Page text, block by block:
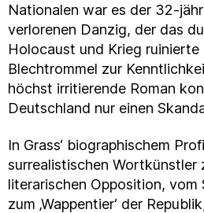
Nationalen war es der 32-
verlorenen Danzig, der das
Holocaust und Krieg
Blechtrommel zur
höchst irritierende Roman
Deutschland nur einen
In Grass‘ biographischem
surrealistischen Wortkünstler
literarischen Opposition, vom
zum ‚Wappentier‘ der